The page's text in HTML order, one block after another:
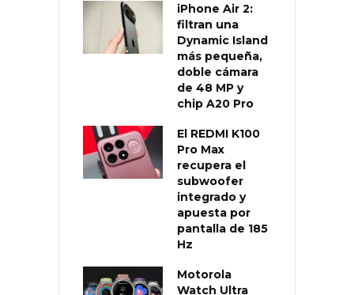
iPhone Air 2:
filtran una
Dynamic Island
más pequeña,
doble cámara
de 48 MP y
chip A20 Pro
El REDMI K100
Pro Max
recupera el
subwoofer
integrado y
apuesta por
pantalla de 185
Hz
Motorola
Watch Ultra